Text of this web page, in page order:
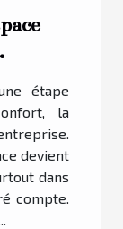
étape
la
devient
dans
compte.